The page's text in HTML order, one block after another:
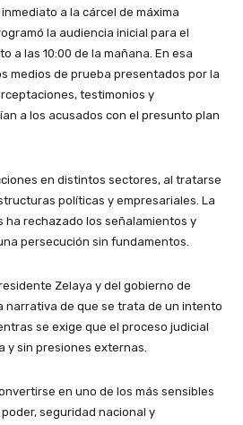
a la cárcel de máxima
la audiencia inicial para el
a las 10:00 de la mañana. En esa
medios de prueba presentados por la
testimonios y
a los acusados con el presunto plan
en distintos sectores, al tratarse
políticas y empresariales. La
ha rechazado los señalamientos y
persecución sin fundamentos.
Zelaya y del gobierno de
narrativa de que se trata de un intento
se exige que el proceso judicial
y sin presiones externas.
en uno de los más sensibles
seguridad nacional y